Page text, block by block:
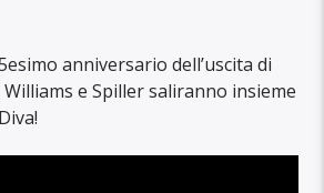
anniversario dell’uscita di
Williams e Spiller saliranno insieme